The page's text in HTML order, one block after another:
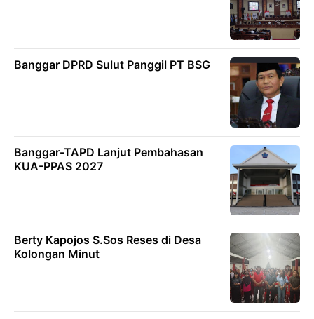
Banggar DPRD Sulut Panggil PT BSG
Banggar-TAPD Lanjut Pembahasan
KUA-PPAS 2027
Berty Kapojos S.Sos Reses di Desa
Kolongan Minut